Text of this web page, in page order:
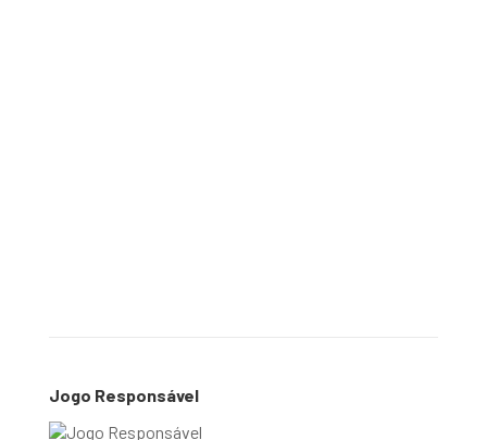
Jogo Responsável